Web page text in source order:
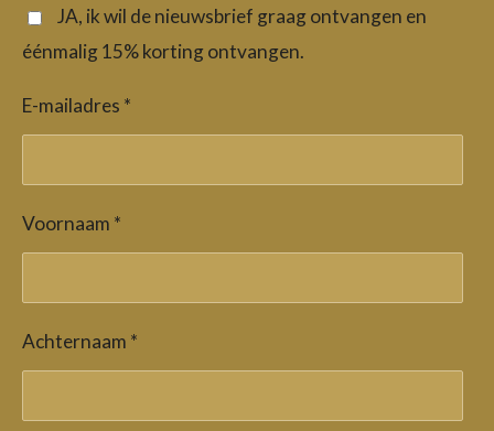
r
m
p
JA, ik wil de nieuwsbrief graag ontvangen en
éénmalig 15% korting ontvangen.
E-mailadres *
Voornaam *
Achternaam *